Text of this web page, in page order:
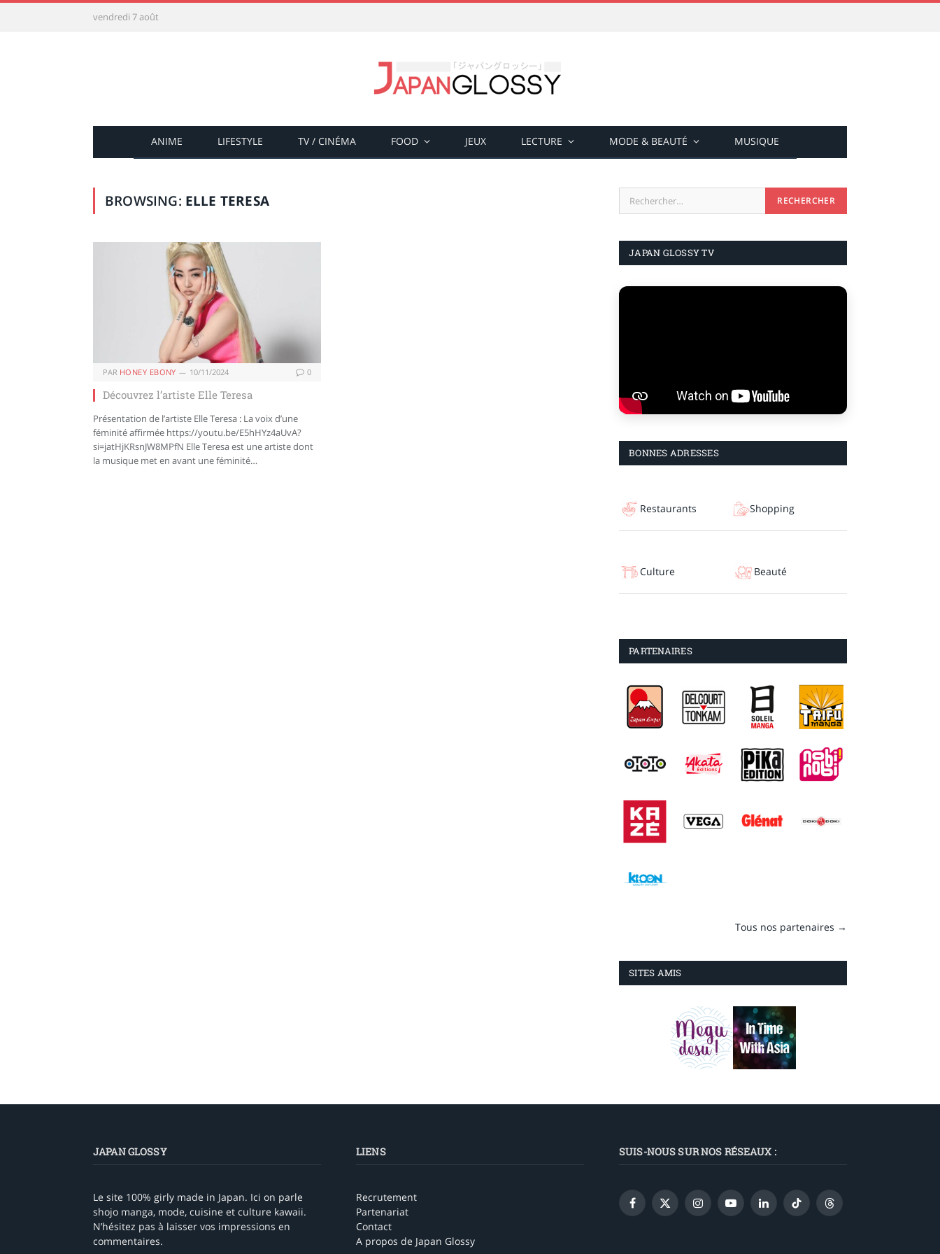
vendredi 7 août
ANIME LIFESTYLE TV / CINÉMA FOOD JEUX LECTURE MODE & BEAUTÉ MUSIQUE
BROWSING: ELLE TERESA
PAR HONEY EBONY 10/11/2024 0
Découvrez l’artiste Elle Teresa
Présentation de l’artiste Elle Teresa : La voix d’une
féminité affirmée https://youtu.be/E5hHYz4aUvA?
si=jatHjKRsnJW8MPfN Elle Teresa est une artiste dont
la musique met en avant une féminité…
JAPAN GLOSSY TV
BONNES ADRESSES
Restaurants Shopping
Culture Beauté
PARTENAIRES
Tous nos partenaires →
SITES AMIS
JAPAN GLOSSY
Le site 100% girly made in Japan. Ici on parle
shojo manga, mode, cuisine et culture kawaii.
N’hésitez pas à laisser vos impressions en
commentaires.
LIENS
Recrutement
Partenariat
Contact
A propos de Japan Glossy
SUIS-NOUS SUR NOS RÉSEAUX :
Facebook
X
InstagramYouTubeLinkedInTikTok Threads